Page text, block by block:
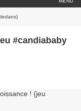
#candiababy